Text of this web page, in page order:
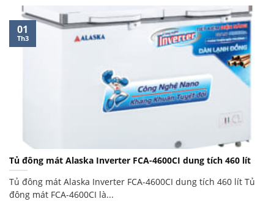
Tủ đông mát Alaska Inverter FCA-4600CI dung tích 460 lít
Tủ đông mát Alaska Inverter FCA-4600CI dung tích 460 lít Tủ
đông mát FCA-4600CI là...
01
Th3